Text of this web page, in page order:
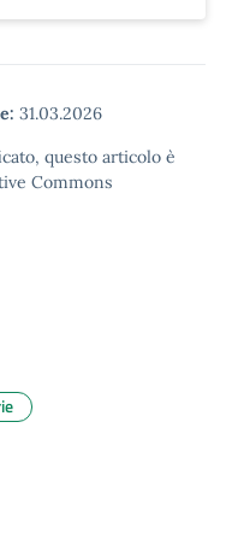
31.03.2026
questo articolo è
Commons